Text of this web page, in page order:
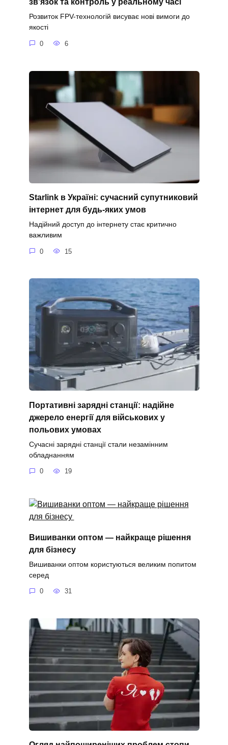
зв’язок та контроль у реальному часі
Розвиток FPV-технологій висуває нові вимоги до
якості
0 6
Starlink в Україні: сучасний супутниковий
інтернет для будь-яких умов
Надійний доступ до інтернету стає критично
важливим
0 15
Портативні зарядні станції: надійне
джерело енергії для військових у
польових умовах
Сучасні зарядні станції стали незамінним
обладнанням
0 19
Вишиванки оптом — найкраще рішення
для бізнесу
Вишиванки оптом користуються великим попитом
серед
0 31